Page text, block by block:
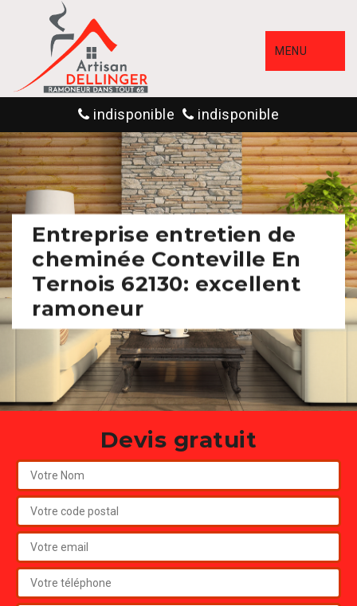
MENU
indisponible indisponible
Entreprise entretien de
cheminée Conteville En
Ternois 62130: excellent
ramoneur
Devis gratuit